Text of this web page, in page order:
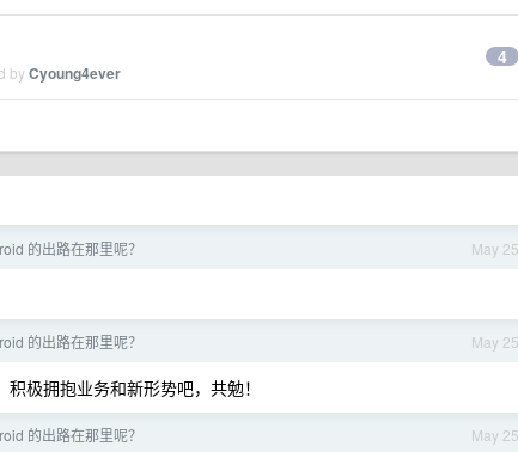
byCyoung4ever
4
May 25
的出路在那里呢？
May 25
的出路在那里呢？
极拥抱业务和新形势吧，共勉！
May 25
的出路在那里呢？